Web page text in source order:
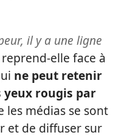
il y a une ligne
reprend-elle face à
ne peut retenir
yeux rougis par
les médias se sont
et de diffuser sur